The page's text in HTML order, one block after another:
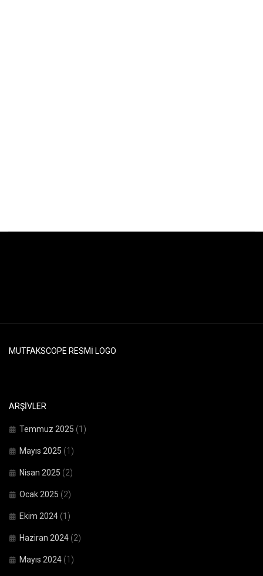
MUTFAKSCOPE RESMI LOGO
ARŞIVLER
Temmuz 2025 (1)
Mayıs 2025 (1)
Nisan 2025 (2)
Ocak 2025 (2)
Ekim 2024 (1)
Haziran 2024 (2)
Mayıs 2024 (1)